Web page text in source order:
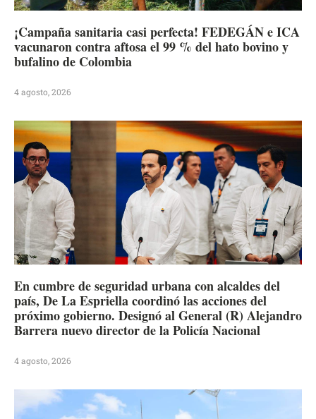
¡Campaña sanitaria casi perfecta! FEDEGÁN e ICA
vacunaron contra aftosa el 99 % del hato bovino y
bufalino de Colombia
4 agosto, 2026
En cumbre de seguridad urbana con alcaldes del
país, De La Espriella coordinó las acciones del
próximo gobierno. Designó al General (R) Alejandro
Barrera nuevo director de la Policía Nacional
4 agosto, 2026